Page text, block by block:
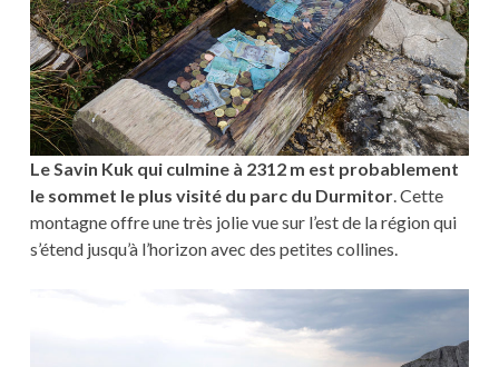
Le Savin Kuk qui culmine à 2312 m est probablement
le sommet le plus visité du parc du Durmitor. Cette
montagne offre une très jolie vue sur l’est de la région qui
s’étend jusqu’à l’horizon avec des petites collines.